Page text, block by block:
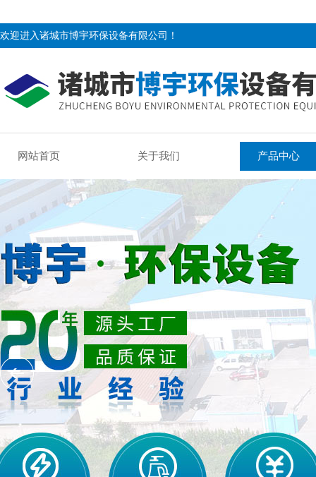
欢迎进入诸城市博宇环保设备有限公司！
网站首页 关于我们 产品中心